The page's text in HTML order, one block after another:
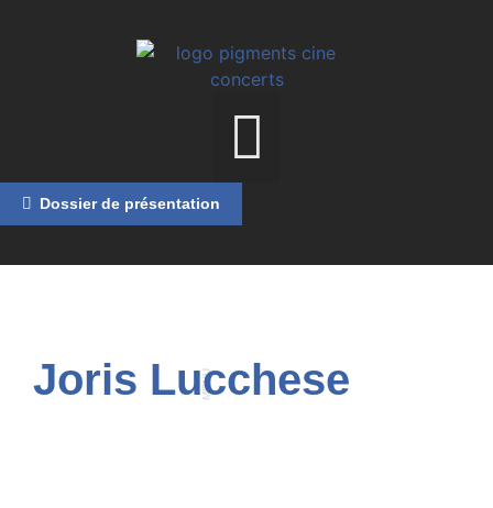
MENU
Dossier de présentation
Joris Lucchese